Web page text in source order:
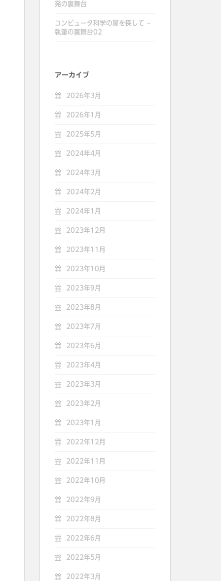
発の裏舞台
コンピュータ科学の扉を探して –
執筆の裏舞台02
アーカイブ
2026年3月
2026年1月
2025年5月
2024年4月
2024年3月
2024年2月
2024年1月
2023年12月
2023年11月
2023年10月
2023年9月
2023年8月
2023年7月
2023年6月
2023年4月
2023年3月
2023年2月
2023年1月
2022年12月
2022年11月
2022年10月
2022年9月
2022年8月
2022年6月
2022年5月
2022年3月